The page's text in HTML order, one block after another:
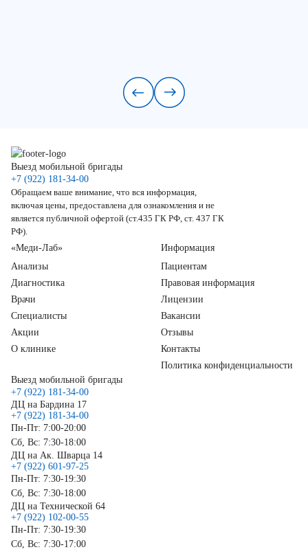
Выезд мобильной бригады
+7 (922) 181-34-00
Обращаем ваше внимание, что вся информация,
включая цены, предоставлена для ознакомления и не
является публичной офертой (ст.435 ГК РФ, ст. 437 ГК
РФ).
«Меди-Лаб»
Анализы
Диагностика
Врачи
Специалисты
Акции
О клинике
Информация
Пациентам
Правовая информация
Лицензии
Вакансии
Отзывы
Контакты
Политика конфиденциальности
Выезд мобильной бригады
+7 (922) 181-34-00
ДЦ на Бардина 17
+7 (922) 181-34-00
Пн-Пт: 7:00-20:00
Сб, Вс: 7:30-18:00
ДЦ на Ак. Шварца 14
+7 (922) 601-97-25
Пн-Пт: 7:30-19:30
Сб, Вс: 7:30-18:00
ДЦ на Технической 64
+7 (922) 102-00-55
Пн-Пт: 7:30-19:30
Сб, Вс: 7:30-17:00